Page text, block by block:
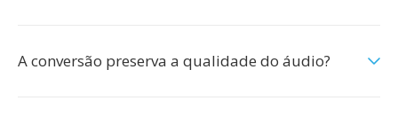
A conversão preserva a qualidade do áudio?